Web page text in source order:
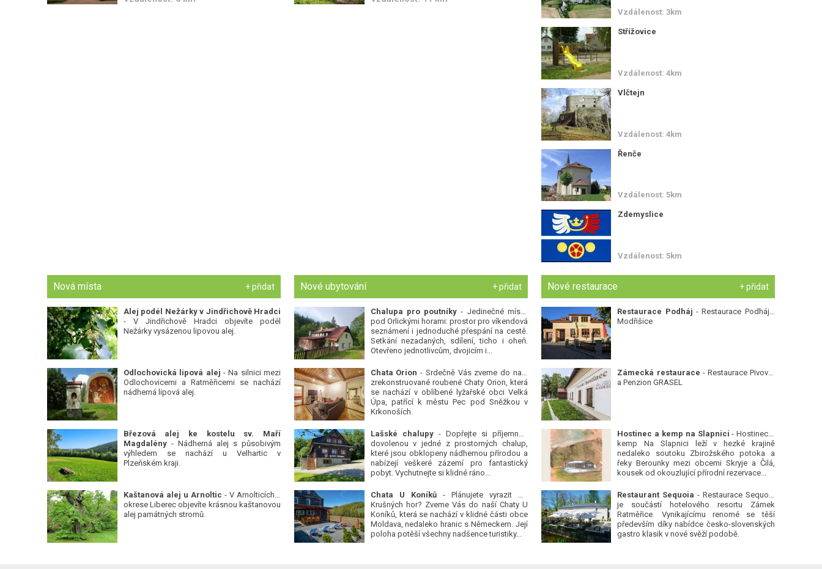
Vzdálenost: 3km
Střížovice
Vzdálenost: 4km
Vlčtejn
Vzdálenost: 4km
Řenče
Vzdálenost: 5km
Zdemyslice
Vzdálenost: 5km
Nová místa + přidat
Alej podél Nežárky v Jindřichově Hradci
- V Jindřichově Hradci objevíte podél
Nežárky vysázenou lipovou alej.
Odlochovická lipová alej - Na silnici mezi
Odlochovicemi a Ratměřicemi se nachází
nádherná lipová alej.
Březová alej ke kostelu sv. Maří
Magdalény- Nádherná alej s působivým
výhledem se nachází u Velhartic v
Plzeňském kraji.
Kaštanová alej u Arnoltic - V Arnolticích v
okrese Liberec objevíte krásnou kaštanovou
alej památných stromů.
Nové ubytování + přidat
Chalupa pro poutníky - Jedinečné místo
pod Orlickými horami: prostor pro víkendová
seznámení i jednoduché přespání na cestě.
Setkání nezadaných, sdílení, ticho i oheň.
Otevřeno jednotlivcům, dvojicím i...
Chata Orion - Srdečně Vás zveme do naší
zrekonstruované roubené Chaty Orion, která
se nachází v oblíbené lyžařské obci Velká
Úpa, patřící k městu Pec pod Sněžkou v
Krkonoších.
Lašské chalupy- Dopřejte si příjemnou
dovolenou v jedné z prostorných chalup,
které jsou obklopeny nádhernou přírodou a
nabízejí veškeré zázemí pro fantastický
pobyt. Vychutnejte si klidné ráno...
Chata U Koníků- Plánujete vyrazit do
Krušných hor? Zveme Vás do naší Chaty U
Koníků, která se nachází v klidné části obce
Moldava, nedaleko hranic s Německem. Její
poloha potěší všechny nadšence turistiky...
Nové restaurace + přidat
Restaurace Podháj - Restaurace Podháj -
Modřišice
Zámecká restaurace - Restaurace Pivovar
a Penzion GRASEL
Hostinec a kemp na Slapnici - Hostinec a
kemp Na Slapnici leží v hezké krajině
nedaleko soutoku Zbirožského potoka a
řeky Berounky mezi obcemi Skryje a Čilá,
kousek od okouzlující přírodní rezervace...
Restaurant Sequoia - Restaurace Sequoia
je součástí hotelového resortu Zámek
Ratměřice. Vynikajícímu renomé se těší
především díky nabídce česko-slovenských
gastro klasik v nové svěží podobě.